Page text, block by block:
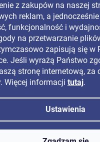
z zakupów na naszej
reklam, a
funkcjonalność i
na przetwarzanie
zapisują się w
Jeśli wyrażą Państwo
stronę internetową, za
Więcej informacji tutaj.
Ustawienia
z promocjami,
2026 LAVONIO.pl. Wszystkie